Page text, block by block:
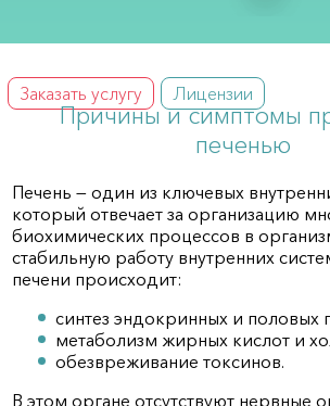
Заказать услугу Лицензии
Причины и симптомы
печенью
Печень — один из ключевых
который отвечает за организацию
биохимических процессов в
стабильную работу внутренних
печени происходит:
синтез эндокринных и половых
метаболизм жирных кислот и
обезвреживание токсинов.
В этом органе отсутствуют нервные